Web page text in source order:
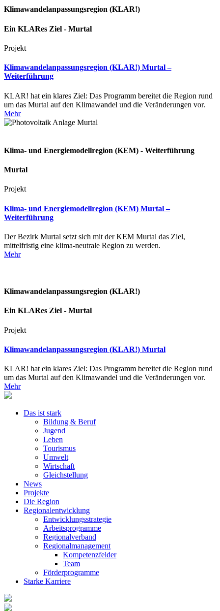
Klimawandelanpassungsregion (KLAR!)
Ein KLARes Ziel - Murtal
Projekt
Klimawandelanpassungsregion (KLAR!) Murtal –
Weiterführung
KLAR! hat ein klares Ziel: Das Programm bereitet die Region rund
um das Murtal auf den Klimawandel und die Veränderungen vor.
Mehr
Klima- und Energiemodellregion (KEM) - Weiterführung
Murtal
Projekt
Klima- und Energiemodellregion (KEM) Murtal –
Weiterführung
Der Bezirk Murtal setzt sich mit der KEM Murtal das Ziel,
mittelfristig eine klima-neutrale Region zu werden.
Mehr
Klimawandelanpassungsregion (KLAR!)
Ein KLARes Ziel - Murtal
Projekt
Klimawandelanpassungsregion (KLAR!) Murtal
KLAR! hat ein klares Ziel: Das Programm bereitet die Region rund
um das Murtal auf den Klimawandel und die Veränderungen vor.
Mehr
Das ist stark
Bildung & Beruf
Jugend
Leben
Tourismus
Umwelt
Wirtschaft
Gleichstellung
News
Projekte
Die Region
Regionalentwicklung
Entwicklungsstrategie
Arbeitsprogramme
Regionalverband
Regionalmanagement
Kompetenzfelder
Team
Förderprogramme
Starke Karriere